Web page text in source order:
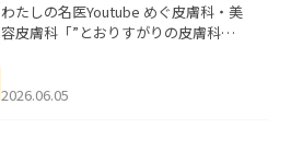
わたしの名医Youtube めぐ皮膚科・美
容皮膚科「”とおりすがりの皮膚科
2026.06.05